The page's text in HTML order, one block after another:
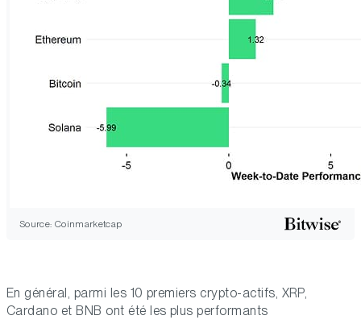
Source: Coinmarketcap
En général, parmi les 10 premiers crypto-actifs, XRP,
Cardano et BNB ont été les plus performants